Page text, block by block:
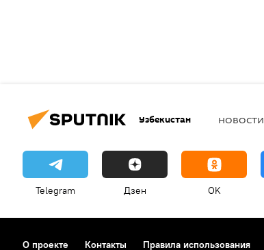
Узбекистан НОВОСТИ
Telegram Дзен OK
О проекте Контакты Правила использования